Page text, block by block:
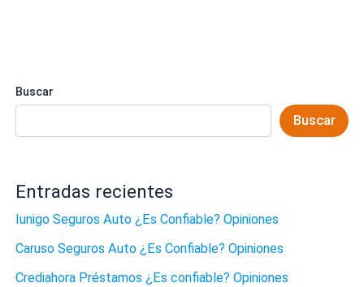
Buscar
Buscar
Entradas recientes
Iunigo Seguros Auto ¿Es Confiable? Opiniones
Caruso Seguros Auto ¿Es Confiable? Opiniones
Crediahora Préstamos ¿Es confiable? Opiniones